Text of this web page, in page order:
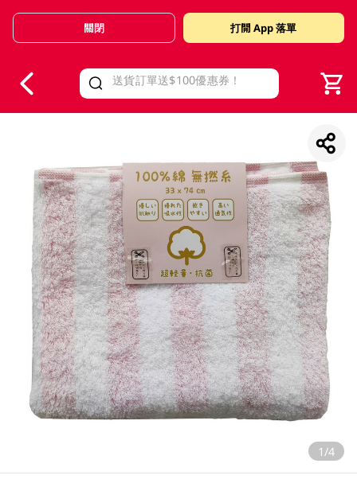
Valid Until 30 June 2026
關閉 打開 App 落單
1/4